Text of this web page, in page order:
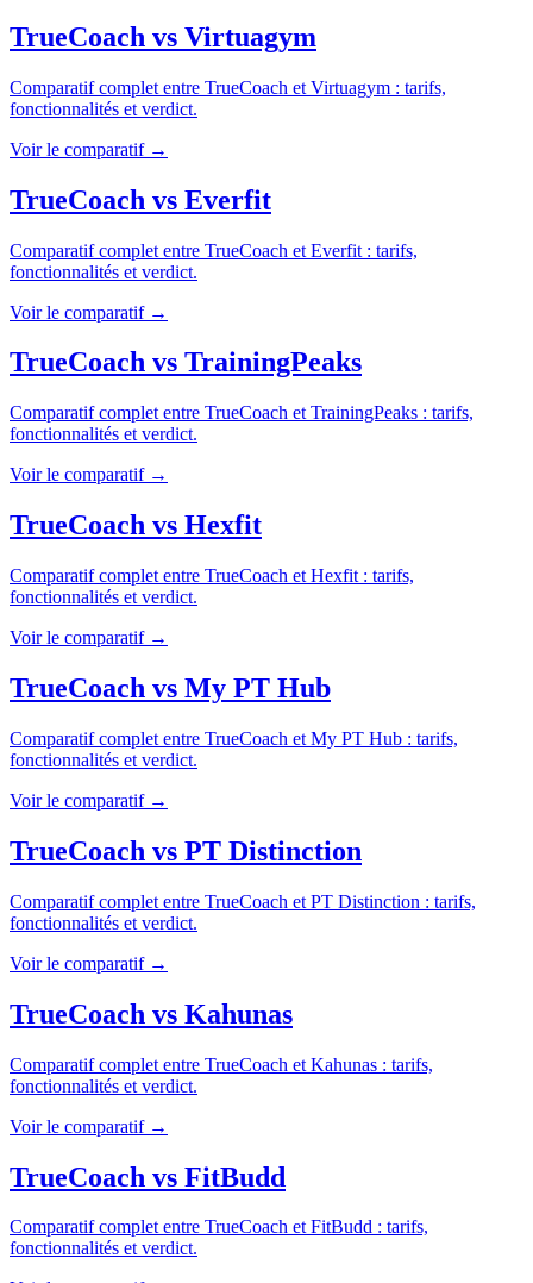
TrueCoach vs Virtuagym
Comparatif complet entre TrueCoach et Virtuagym : tarifs,
fonctionnalités et verdict.
Voir le comparatif →
TrueCoach vs Everfit
Comparatif complet entre TrueCoach et Everfit : tarifs,
fonctionnalités et verdict.
Voir le comparatif →
TrueCoach vs TrainingPeaks
Comparatif complet entre TrueCoach et TrainingPeaks : tarifs,
fonctionnalités et verdict.
Voir le comparatif →
TrueCoach vs Hexfit
Comparatif complet entre TrueCoach et Hexfit : tarifs,
fonctionnalités et verdict.
Voir le comparatif →
TrueCoach vs My PT Hub
Comparatif complet entre TrueCoach et My PT Hub : tarifs,
fonctionnalités et verdict.
Voir le comparatif →
TrueCoach vs PT Distinction
Comparatif complet entre TrueCoach et PT Distinction : tarifs,
fonctionnalités et verdict.
Voir le comparatif →
TrueCoach vs Kahunas
Comparatif complet entre TrueCoach et Kahunas : tarifs,
fonctionnalités et verdict.
Voir le comparatif →
TrueCoach vs FitBudd
Comparatif complet entre TrueCoach etFitBudd : tarifs,
fonctionnalités et verdict.